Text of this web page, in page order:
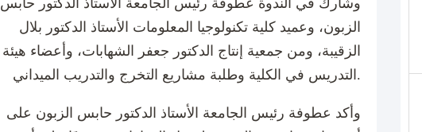
وشارك في الندوة عطوفة رئيس الجامعة الأستاذ الدكتور حابس
الزبون، وعميد كلية تكنولوجيا المعلومات الأستاذ الدكتور بلال
الزقيبة، ومن جمعية إنتاج الدكتور جعفر الشهابات، وأعضاء هيئة
التدريس في الكلية وطلبة مشاريع التخرج والتدريب الميداني.
وأكد عطوفة رئيس الجامعة الأستاذ الدكتور حابس الزبون على